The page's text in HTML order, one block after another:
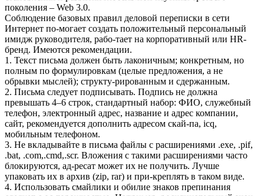
поколения – Web 3.0.
Соблюдение базовых правил деловой переписки в сети
Интернет по-могает создать положительный персональный
имидж руководителя, рабо-тает на корпоративный или HR-
бренд. Имеются рекомендации.
1. Текст письма должен быть лаконичным; конкретным, но
полным по формулировкам (целые предложения, а не
обрывки мыслей); структу-рированным и сдержанным.
2. Письма следует подписывать. Подпись не должна
превышать 4–6 строк, стандартный набор: ФИО, служебный
телефон, электронный адрес, название и адрес компании,
сайт, рекомендуется дополнить адресом скай-па, icq,
мобильным телефоном.
3. Не вкладывайте в письма файлы с расширениями .exe, .pif,
.bat, .com,.cmd,.scr. Вложения с такими расширениями часто
блокируются, ад-ресат может их не получить. Лучше
упаковать их в архив (zip, rar) и при-креплять в таком виде.
4. Использовать смайлики и обилие знаков препинания